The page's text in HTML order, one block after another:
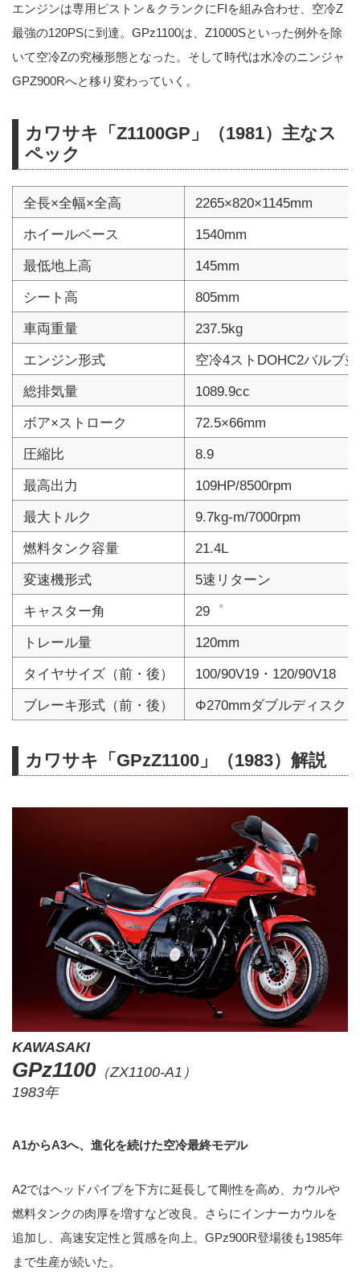
エンジンは専用ピストン＆クランクにFIを組み合わせ、空冷Z
最強の120PSに到達。GPz1100は、Z1000Sといった例外を除
いて空冷Zの究極形態となった。そして時代は水冷のニンジャ
GPZ900Rへと移り変わっていく。
カワサキ「Z1100GP」（1981）主なス
ペック
全長×全幅×全高
2265×820×1145mm
ホイールベース
1540mm
最低地上高
145mm
シート高
805mm
車両重量
237.5kg
エンジン形式
空冷4ストDOHC2バルブ
総排気量
1089.9cc
ボア×ストローク
72.5×66mm
圧縮比
8.9
最高出力
109HP/8500rpm
最大トルク
9.7kg-m/7000rpm
燃料タンク容量
21.4L
変速機形式
5速リターン
キャスター角
29゜
トレール量
120mm
タイヤサイズ（前・後）
100/90V19・120/90V18
ブレーキ形式（前・後）
Φ270mmダブルディスク
カワサキ「GPzZ1100」（1983）解説
KAWASAKI
GPz1100（ZX1100-A1）
1983年
A1からA3へ、進化を続けた空冷最終モデル
A2ではヘッドパイプを下方に延長して剛性を高め、カウルや
燃料タンクの肉厚を増すなど改良。さらにインナーカウルを
追加し、高速安定性と質感を向上。GPz900R登場後も1985年
まで生産が続いた。